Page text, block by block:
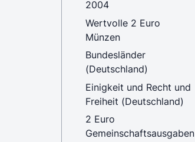
2004
Wertvolle 2 Euro
Münzen
Bundesländer
(Deutschland)
Einigkeit und Recht und
Freiheit (Deutschland)
2 Euro
Gemeinschaftsausgaben